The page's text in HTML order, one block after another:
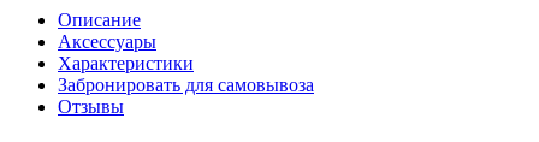
Описание
Аксессуары
Характеристики
Забронировать для самовывоза
Отзывы